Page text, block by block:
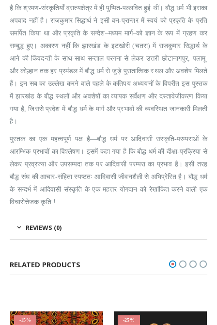
है कि श्रमण-संस्कृतियाँ व्रात्यक्षेत्र में ही पुष्पित-पल्लवित हुई थीं। बौद्ध धर्म भी इसका
अपवाद नहीं है। राजकुमार सिद्धार्थ ने इसी वन-प्रान्तर में स्वयं को प्रकृति के प्रति
समर्पित किया था और प्रकृति के सन्देश–मध्यम मार्ग–को ज्ञान के रूप में ग्रहण कर
सम्बुद्ध हुए। अकारण नहीं कि झारखंड के इटखोरी (चतरा) में राजकुमार सिद्धार्थ के
आने की किंवदन्ती के साथ-साथ सन्ताल परगना से लेकर उत्तरी छोटानागपुर, पलामू
और कोल्हान तक हर प्रमंडल में बौद्ध धर्म से जुड़े पुरातात्विक स्थल और अवशेष मिलते
हैं। इन सब का उल्लेख करने वाले पहले के कतिपय अध्ययनों के विपरीत इस पुस्तक
में झारखंड के बौद्ध स्थलों और अवशेषों का व्यापक सर्वेक्षण और दस्तावेजीकरण किया
गया है, जिससे प्रदेश में बौद्ध धर्म के मार्ग और प्रभावों की व्यवस्थित जानकारी मिलती
है।
पुस्तक का एक महत्वपूर्ण पक्ष है—बौद्ध धर्म पर आदिवासी संस्कृति-परम्पराओं के
आरम्भिक प्रभावों का विश्लेषण। इसमें कहा गया है कि बौद्ध धर्म की दीक्षा-प्रक्रिया से
लेकर प्रव्रज्या और उपसम्पदा तक पर आदिवासी परम्परा का प्रभाव है। इसी तरह
बौद्ध संघ की आचार-संहिता स्पष्टतः आदिवासी जीवनशैली से अभिप्रेरित है। बौद्ध धर्म
के सन्दर्भ में आदिवासी संस्कृति के एक महत्तर योगदान को रेखांकित करने वाली एक
विचारोत्तेजक कृति !
REVIEWS (0)
RELATED PRODUCTS
-15% -25%